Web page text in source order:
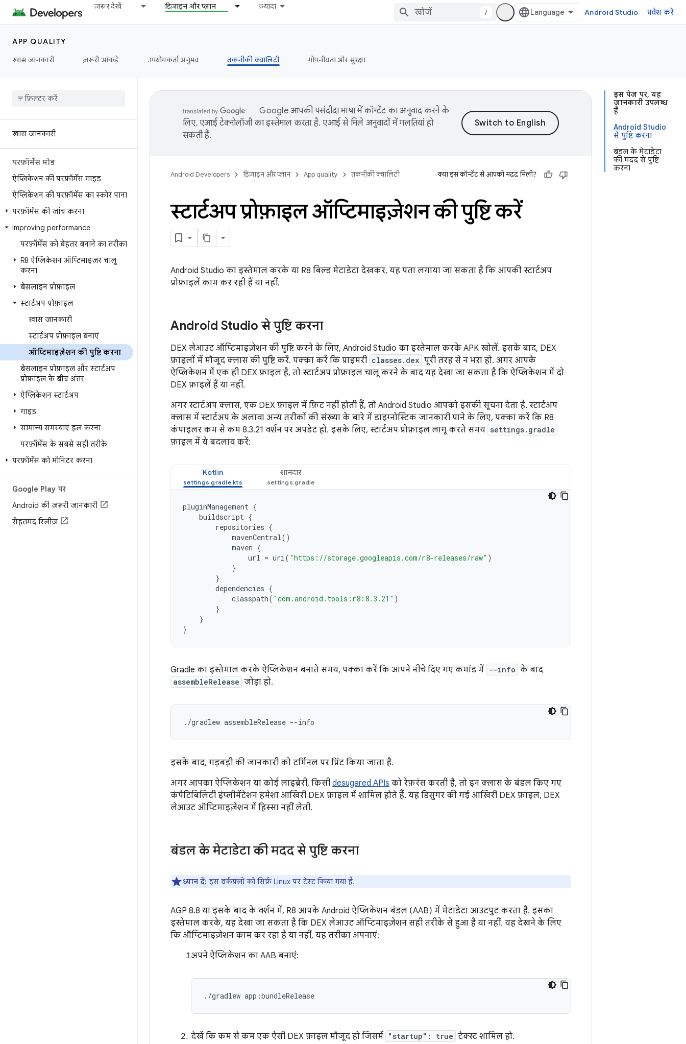
ज़रूर देखें डिज़ाइन और प्लान ज़्यादा
/ Android Studio प्रवेश करें
APP QUALITY
खास जानकारी
ज़रूरी आंकड़े उपयोगकर्ता अनुभव तकनीकी क्वालिटी गोपनीयता और सुरक्षा
खास जानकारी
परफ़ॉर्मेंस मोड
ऐप्लिकेशन की परफ़ॉर्मेंस गाइड
ऐप्लिकेशन की परफ़ॉर्मेंस का स्कोर पाना
परफ़ॉर्मेंस की जांच करना
Improving performance
परफ़ॉर्मेंस को बेहतर बनाने का तरीका
R8 ऐप्लिकेशन ऑप्टिमाइज़र चालू
करना
बेसलाइन प्रोफ़ाइल
स्टार्टअप प्रोफ़ाइल
खास जानकारी
स्टार्टअप प्रोफ़ाइल बनाएं
ऑप्टिमाइज़ेशन की पुष्टि करना
बेसलाइन प्रोफ़ाइल और स्टार्टअप
प्रोफ़ाइल के बीच अंतर
ऐप्लिकेशन स्टार्टअप
गाइड
सामान्य समस्याएं हल करना
परफ़ॉर्मेंस के सबसे सही तरीके
परफ़ॉर्मेंस को मॉनिटर करना
Google Play पर
Android की ज़रूरी जानकारी
सेहतमंद रिलीज़
इस पेज पर, यह
जानकारी उपलब्ध
है
Android Studio
से पुष्टि करना
बंडल के मेटाडेटा
की मदद से पुष्टि
करना
Google आपकी पसंदीदा भाषा में कॉन्टेंट का अनुवाद करने के
लिए, एआई टेक्नोलॉजी का इस्तेमाल करता है. एआई से मिले अनुवादों में गलतियां हो
सकती हैं.
Android Developers डिज़ाइन और प्लान App quality तकनीकी क्वालिटी क्या इस कॉन्टेंट से आपको मदद मिली?
स्टार्टअप प्रोफ़ाइल ऑप्टिमाइज़ेशन की पुष्टि करें
Android Studio का इस्तेमाल करके या R8 बिल्ड मेटाडेटा देखकर, यह पता लगाया जा सकता है कि आपकी स्टार्टअप
प्रोफ़ाइलें काम कर रही हैं या नहीं.
Android Studio से पुष्टि करना
DEX लेआउट ऑप्टिमाइज़ेशन की पुष्टि करने के लिए, Android Studio का इस्तेमाल करके APK खोलें. इसके बाद, DEX
फ़ाइलों में मौजूद क्लास की पुष्टि करें. पक्का करें कि प्राइमरी classes.dex पूरी तरह से न भरा हो. अगर आपके
ऐप्लिकेशन में एक ही DEX फ़ाइल है, तो स्टार्टअप प्रोफ़ाइल चालू करने के बाद यह देखा जा सकता है कि ऐप्लिकेशन में दो
DEX फ़ाइलें हैं या नहीं.
अगर स्टार्टअप क्लास, एक DEX फ़ाइल में फ़िट नहीं होती हैं, तो Android Studio आपको इसकी सूचना देता है. स्टार्टअप
क्लास में स्टार्टअप के अलावा अन्य तरीकों की संख्या के बारे में डाइग्नोस्टिक जानकारी पाने के लिए, पक्का करें कि R8
कंपाइलर कम से कम 8.3.21 वर्शन पर अपडेट हो. इसके लिए, स्टार्टअप प्रोफ़ाइल लागू करते समय settings.gradle
फ़ाइल में ये बदलाव करें:
Kotlin शानदार
pluginManagement {
buildscript {
repositories {
mavenCentral()
maven {
url = uri( "https://storage.googleapis.com/r8-releases/raw" )
}
}
dependencies {
classpath( "com.android.tools:r8:8.3.21" )
}
}
}
Gradle का इस्तेमाल करके ऐप्लिकेशन बनाते समय, पक्का करें कि आपने नीचे दिए गए कमांड में --info के बाद
assembleRelease जोड़ा हो.
इसके बाद, गड़बड़ी की जानकारी को टर्मिनल पर प्रिंट किया जाता है.
अगर आपका ऐप्लिकेशन या कोई लाइब्रेरी, किसी desugared APIs को रेफ़रंस करती है, तो इन क्लास के बंडल किए गए
कंपैटिबिलिटी इंप्लीमेंटेशन हमेशा आखिरी DEX फ़ाइल में शामिल होते हैं. यह डिसुगर की गई आखिरी DEX फ़ाइल, DEX
लेआउट ऑप्टिमाइज़ेशन में हिस्सा नहीं लेती.
बंडल के मेटाडेटा की मदद से पुष्टि करना
ध्यान दें: इस वर्कफ़्लो को सिर्फ़ Linux पर टेस्ट किया गया है.
AGP 8.8 या इसके बाद के वर्शन में, R8 आपके Android ऐप्लिकेशन बंडल (AAB) में मेटाडेटा आउटपुट करता है. इसका
इस्तेमाल करके, यह देखा जा सकता है कि DEX लेआउट ऑप्टिमाइज़ेशन सही तरीके से हुआ है या नहीं. यह देखने के लिए
कि ऑप्टिमाइज़ेशन काम कर रहा है या नहीं, यह तरीका अपनाएं:
अपने ऐप्लिकेशन का AAB बनाएं:
देखें कि कम से कम एक ऐसी DEX फ़ाइल मौजूद हो जिसमें "startup": true टेक्स्ट शामिल हो.